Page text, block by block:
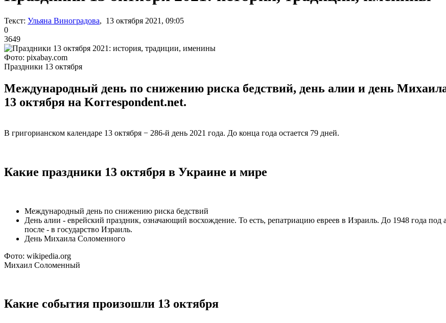
Текст: Ульяна Виноградова, 13 октября 2021, 09:05
0
3649
Фото: pixabay.com
Праздники 13 октября
Международный день по снижению риска бедствий, день алии и день
13 октября на Korrespondent.net.
В григорианском календаре 13 октября − 286-й день 2021 года. До конца года остается 79 дней.
Какие праздники 13 октября в Украине и мире
Международный день по снижению риска бедствий
День алии - еврейский праздник, означающий восхождение. То есть, репатриацию евреев в Израиль. До 1948 года под
после - в государство Израиль.
День Михаила Соломенного
Фото: wikipedia.org
Михаил Соломенный
Какие события произошли 13 октября